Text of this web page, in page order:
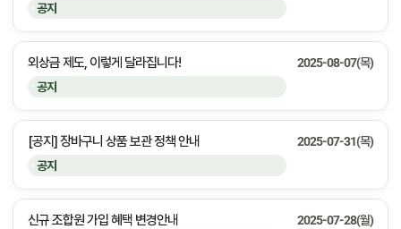
공지
공지
외상금 제도, 이렇게 달라집니다! 2025-08-07(목)
공지
[공지] 장바구니 상품 보관 정책 안내 2025-07-31(목)
신규 조합원 가입 혜택 변경안내 2025-07-28(월)